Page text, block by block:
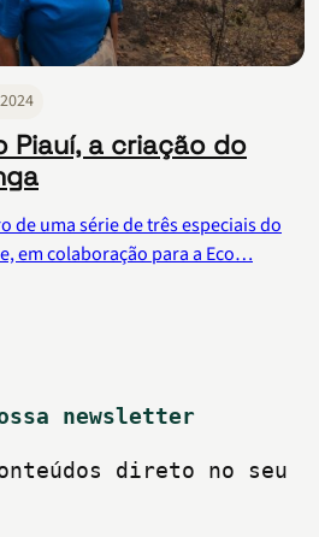
Piauí, a criação do
de uma série de três especiais do
em colaboração para a Eco…
newsletter
direto no seu